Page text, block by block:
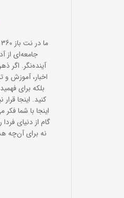
جامعه‌ای از
آینده‌نگر. اگر
اخبار، آموزش و
کنید. اینجا
اینجا با شما
گام از دنیای
نه برای آن‌چه